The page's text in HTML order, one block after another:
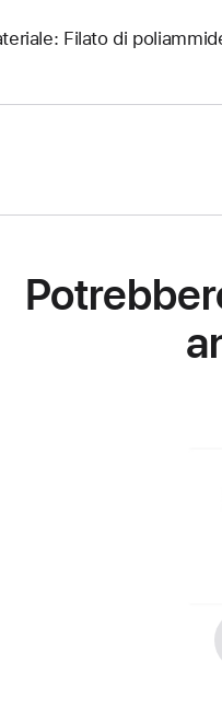
Filato di